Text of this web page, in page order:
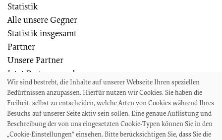
Statistik
Alle unsere Gegner
Statistik insgesamt
Partner
Unsere Partner
Jetzt Partner werden
Weiteres
Die Bremer SV Fußballschule
Wir suchen
Auszeichnungen und Ehrungen
Wir sind bestrebt, die Inhalte auf unserer Webseite Ihren speziellen
Bedürfnissen anzupassen. Hierfür nutzen wir Cookies. Sie haben die
Freiheit, selbst zu entscheiden, welche Arten von Cookies während Ihres
Besuchs auf unserer Seite aktiv sein sollen. Eine genaue Auflistung und
Beschreibung der von uns eingesetzten Cookie-Typen können Sie in den
„Cookie-Einstellungen“ einsehen. Bitte berücksichtigen Sie, dass Sie die